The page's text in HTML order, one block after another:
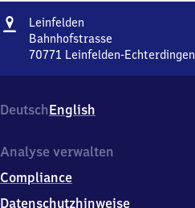
Adresse
Leinfelden
Bahnhofstrasse
70771 Leinfelden-Echterdingen
7
0
7
Leinfelden-
Echterdingen
DeutschEnglish
Analyse verwalten
Compliance
Datenschutzhinweise